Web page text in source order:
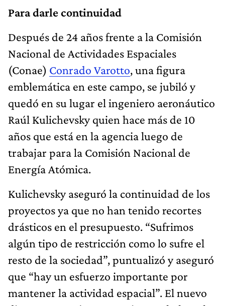
Para darle continuidad
Después de 24 años frente a la Comisión
Nacional de Actividades Espaciales
(Conae) Conrado Varotto, una figura
emblemática en este campo, se jubiló y
quedó en su lugar el ingeniero aeronáutico
Raúl Kulichevsky quien hace más de 10
años que está en la agencia luego de
trabajar para la Comisión Nacional de
Energía Atómica.
Kulichevsky aseguró la continuidad de los
proyectos ya que no han tenido recortes
drásticos en el presupuesto. “Sufrimos
algún tipo de restricción como lo sufre el
resto de la sociedad”, puntualizó y aseguró
que “hay un esfuerzo importante por
mantener la actividad espacial”. El nuevo